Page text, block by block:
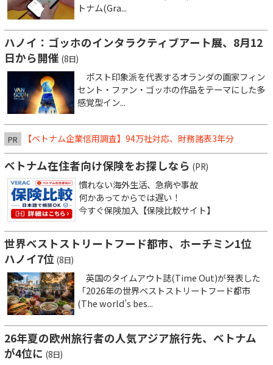
トナム(Gra...
ハノイ：ゴッホのインタラクティブアート展、8月12
日から開催 (8日)
ポスト印象派を代表するオランダの画家フィン
セント・ファン・ゴッホの作品をテーマにした多
感覚型イン...
PR 【ベトナム企業信用調査】94万社対応、財務諸表3年分
ベトナム在住者向け保険をお探しなら (PR)
慣れない海外生活、急病や事故
何かあってからでは遅い！
今すぐ保険加入【保険比較サイト】
世界ベストストリートフード都市、ホーチミン1位
ハノイ7位 (8日)
英国のタイムアウト誌(Time Out)が発表した
「2026年の世界ベストストリートフード都市
(The world’s bes...
26年夏の欧州旅行者の人気アジア旅行先、ベトナム
が4位に (8日)